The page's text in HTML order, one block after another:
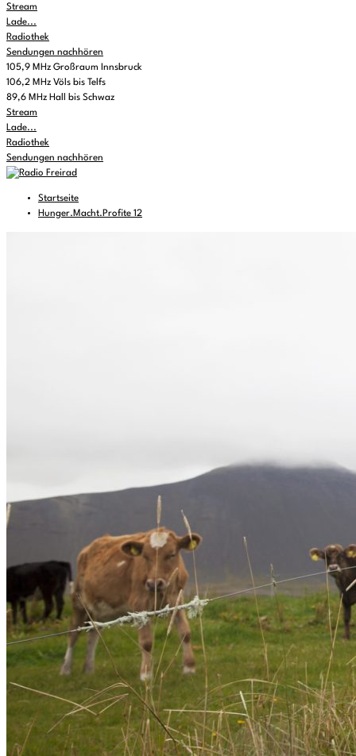
Stream
Lade...
Radiothek
Sendungen nachhören
105,9 MHz Großraum Innsbruck
106,2 MHz Völs bis Telfs
89,6 MHz Hall bis Schwaz
Stream
Lade...
Radiothek
Sendungen nachhören
Startseite
Hunger.Macht.Profite 12